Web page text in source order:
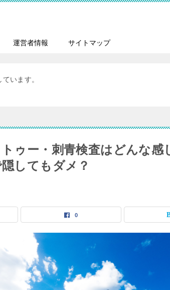
運営者情報 サイトマップ
います。
ゥー・刺青検査はどんな感
してもダメ？
0